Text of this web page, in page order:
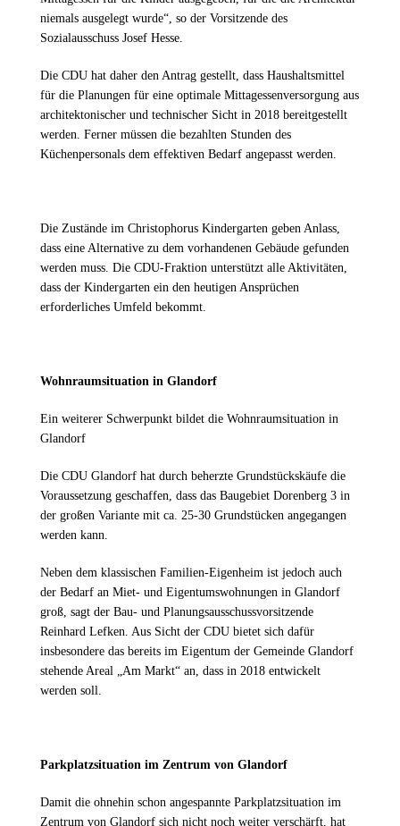
niemals ausgelegt wurde“, so der Vorsitzende des
Sozialausschuss Josef Hesse.
Die CDU hat daher den Antrag gestellt, dass Haushaltsmittel
für die Planungen für eine optimale Mittagessenversorgung aus
architektonischer und technischer Sicht in 2018 bereitgestellt
werden. Ferner müssen die bezahlten Stunden des
Küchenpersonals dem effektiven Bedarf angepasst werden.
Die Zustände im Christophorus Kindergarten geben Anlass,
dass eine Alternative zu dem vorhandenen Gebäude gefunden
werden muss. Die CDU-Fraktion unterstützt alle Aktivitäten,
dass der Kindergarten ein den heutigen Ansprüchen
erforderliches Umfeld bekommt.
Wohnraumsituation in Glandorf
Ein weiterer Schwerpunkt bildet die Wohnraumsituation in
Glandorf
Die CDU Glandorf hat durch beherzte Grundstückskäufe die
Voraussetzung geschaffen, dass das Baugebiet Dorenberg 3 in
der großen Variante mit ca. 25-30 Grundstücken angegangen
werden kann.
Neben dem klassischen Familien-Eigenheim ist jedoch auch
der Bedarf an Miet- und Eigentumswohnungen in Glandorf
groß, sagt der Bau- und Planungsausschussvorsitzende
Reinhard Lefken. Aus Sicht der CDU bietet sich dafür
insbesondere das bereits im Eigentum der Gemeinde Glandorf
stehende Areal „Am Markt“ an, dass in 2018 entwickelt
werden soll.
Parkplatzsituation im Zentrum von Glandorf
Damit die ohnehin schon angespannte Parkplatzsituation im
Zentrum von Glandorf sich nicht noch weiter verschärft, hat